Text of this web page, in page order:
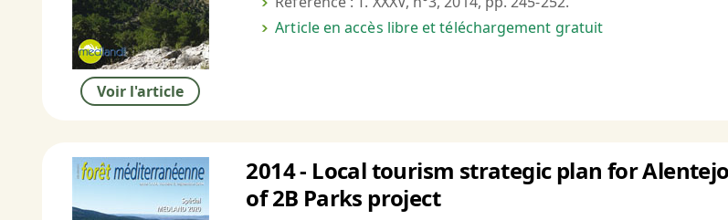
Voir l'article
Article en accès libre et téléchargement gratuit
2014 - Local tourism strategic plan for
of 2B Parks project